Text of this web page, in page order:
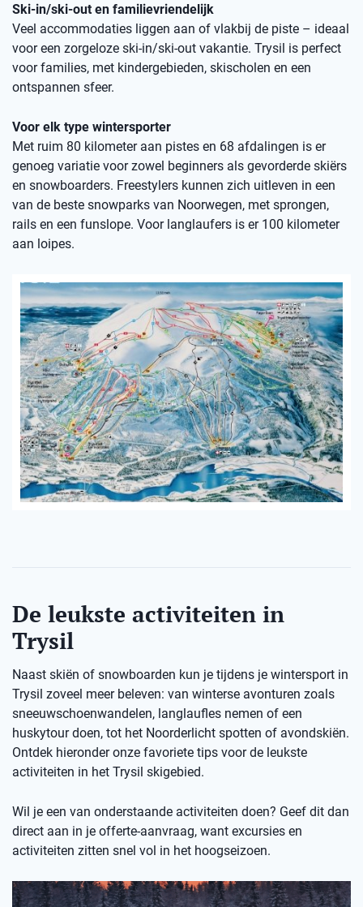
Ski-in/ski-out en familievriendelijk
Veel accommodaties liggen aan of vlakbij de piste – ideaal
voor een zorgeloze ski-in/ski-out vakantie. Trysil is perfect
voor families, met kindergebieden, skischolen en een
ontspannen sfeer.
Voor elk type wintersporter
Met ruim 80 kilometer aan pistes en 68 afdalingen is er
genoeg variatie voor zowel beginners als gevorderde skiërs
en snowboarders. Freestylers kunnen zich uitleven in een
van de beste snowparks van Noorwegen, met sprongen,
rails en een funslope. Voor langlaufers is er 100 kilometer
aan loipes.
De leukste activiteiten in
Trysil
Naast skiën of snowboarden kun je tijdens je wintersport in
Trysil zoveel meer beleven: van winterse avonturen zoals
sneeuwschoenwandelen, langlaufles nemen of een
huskytour doen, tot het Noorderlicht spotten of avondskiën.
Ontdek hieronder onze favoriete tips voor de leukste
activiteiten in het Trysil skigebied.
Wil je een van onderstaande activiteiten doen? Geef dit dan
direct aan in je offerte-aanvraag, want excursies en
activiteiten zitten snel vol in het hoogseizoen.